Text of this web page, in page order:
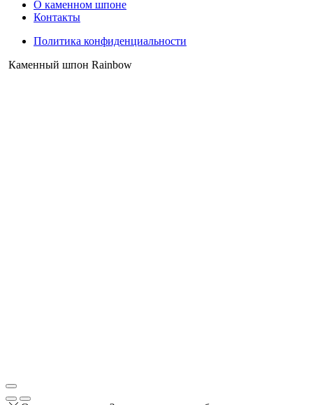
О каменном шпоне
Контакты
Политика конфиденциальности
Instagram
Whatsapp
Telegram
Каменный шпон Rainbow